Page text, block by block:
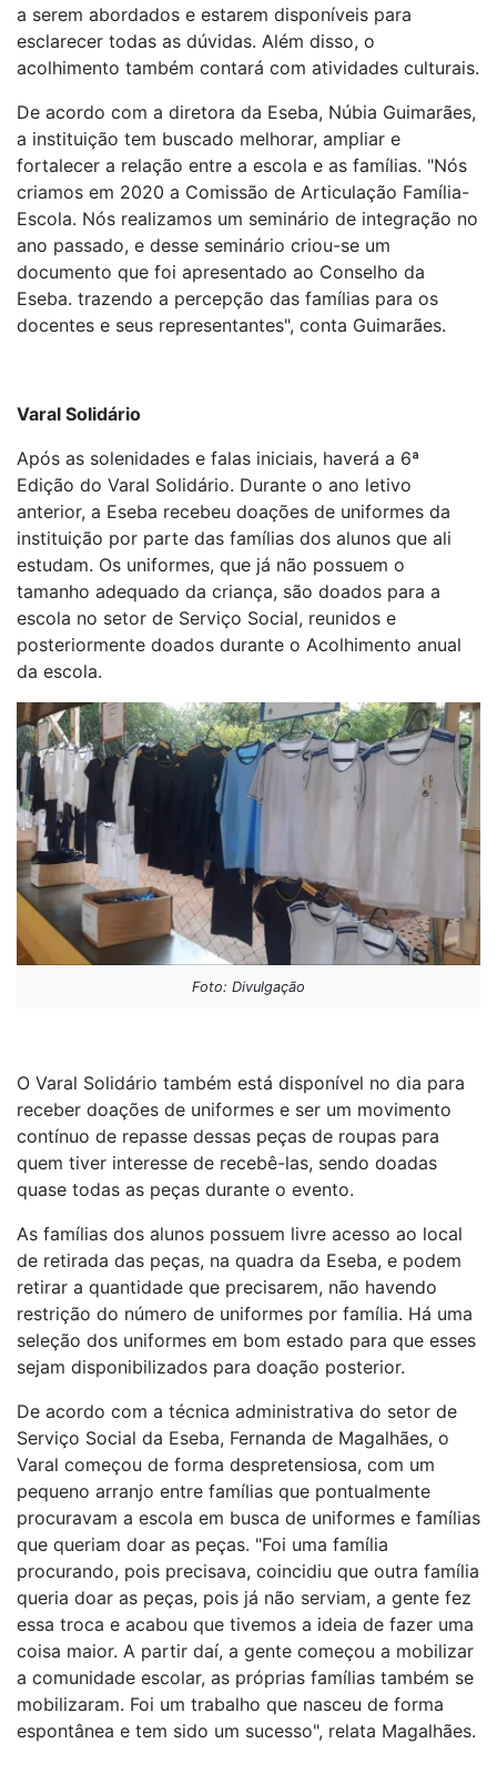
a serem abordados e estarem disponíveis para
esclarecer todas as dúvidas. Além disso, o
acolhimento também contará com atividades culturais.
De acordo com a diretora da Eseba, Núbia Guimarães,
a instituição tem buscado melhorar, ampliar e
fortalecer a relação entre a escola e as famílias. "Nós
criamos em 2020 a Comissão de Articulação Família-
Escola. Nós realizamos um seminário de integração no
ano passado, e desse seminário criou-se um
documento que foi apresentado ao Conselho da
Eseba. trazendo a percepção das famílias para os
docentes e seus representantes", conta Guimarães.
Varal Solidário
Após as solenidades e falas iniciais, haverá a 6ª
Edição do Varal Solidário. Durante o ano letivo
anterior, a Eseba recebeu doações de uniformes da
instituição por parte das famílias dos alunos que ali
estudam. Os uniformes, que já não possuem o
tamanho adequado da criança, são doados para a
escola no setor de Serviço Social, reunidos e
posteriormente doados durante o Acolhimento anual
da escola.
Foto: Divulgação
O Varal Solidário também está disponível no dia para
receber doações de uniformes e ser um movimento
contínuo de repasse dessas peças de roupas para
quem tiver interesse de recebê-las, sendo doadas
quase todas as peças durante o evento.
As famílias dos alunos possuem livre acesso ao local
de retirada das peças, na quadra da Eseba, e podem
retirar a quantidade que precisarem, não havendo
restrição do número de uniformes por família. Há uma
seleção dos uniformes em bom estado para que esses
sejam disponibilizados para doação posterior.
De acordo com a técnica administrativa do setor de
Serviço Social da Eseba, Fernanda de Magalhães, o
Varal começou de forma despretensiosa, com um
pequeno arranjo entre famílias que pontualmente
procuravam a escola em busca de uniformes e famílias
que queriam doar as peças. "Foi uma família
procurando, pois precisava, coincidiu que outra família
queria doar as peças, pois já não serviam, a gente fez
essa troca e acabou que tivemos a ideia de fazer uma
coisa maior. A partir daí, a gente começou a mobilizar
a comunidade escolar, as próprias famílias também se
mobilizaram. Foi um trabalho que nasceu de forma
espontânea e tem sido um sucesso", relata Magalhães.